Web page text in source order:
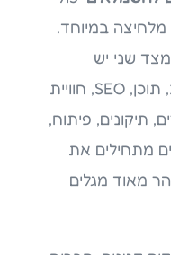
במיוחד.
שני יש
אינספור פרטים קטנים: עיצוב, תוכן, SEO, חוויית
תיקונים, פיתוח,
מתחילים את
מאוד מגלים